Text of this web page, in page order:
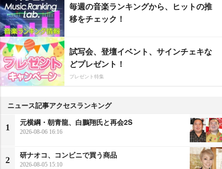
毎週の音楽ランキングから、ヒットの推
移をチェック！
試写会、登壇イベント、サインチェキな
どプレゼント！
プレゼント特集
ニュース記事アクセスランキング
1
元横綱・朝青龍、白鵬翔氏と再会2S
2026-08-06 16:16
2
研ナオコ、コンビニで買う商品
2026-08-05 15:10